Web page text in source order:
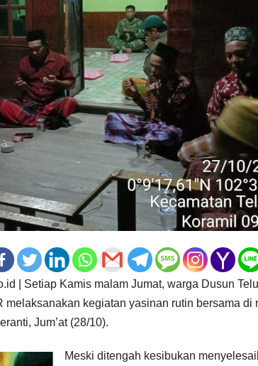
| Setiap Kamis malam Jumat, warga Dusun
melaksanakan kegiatan yasinan rutin bersama di
Jum’at (28/10).
Meski ditengah kesibukan